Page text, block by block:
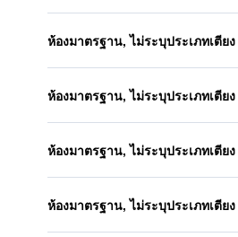
ห้องมาตรฐาน, ไม่ระบุประเภทเตียง
ห้องมาตรฐาน, ไม่ระบุประเภทเตียง
ห้องมาตรฐาน, ไม่ระบุประเภทเตียง
ห้องมาตรฐาน, ไม่ระบุประเภทเตียง